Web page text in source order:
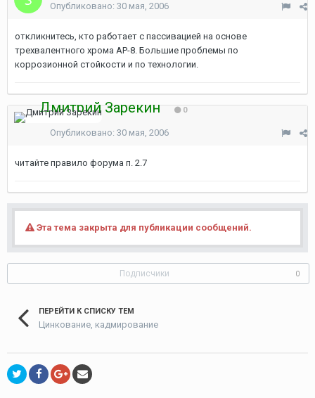
Опубликовано: 30 мая, 2006
откликнитесь, кто работает с пассивацией на основе
трехвалентного хрома АР-8. Большие проблемы по
коррозионной стойкости и по технологии.
Дмитрий Зарекин 0
Опубликовано: 30 мая, 2006
читайте правило форума п. 2.7
Эта тема закрыта для публикации сообщений.
Подписчики 0
ПЕРЕЙТИ К СПИСКУ ТЕМ
Цинкование, кадмирование